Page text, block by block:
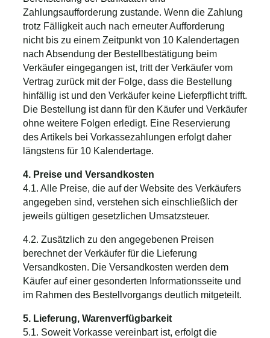
Zahlungsaufforderung zustande. Wenn die Zahlung
trotz Fälligkeit auch nach erneuter Aufforderung
nicht bis zu einem Zeitpunkt von 10 Kalendertagen
nach Absendung der Bestellbestätigung beim
Verkäufer eingegangen ist, tritt der Verkäufer vom
Vertrag zurück mit der Folge, dass die Bestellung
hinfällig ist und den Verkäufer keine Lieferpflicht trifft.
Die Bestellung ist dann für den Käufer und Verkäufer
ohne weitere Folgen erledigt. Eine Reservierung
des Artikels bei Vorkassezahlungen erfolgt daher
längstens für 10 Kalendertage.
4. Preise und Versandkosten
4.1. Alle Preise, die auf der Website des Verkäufers
angegeben sind, verstehen sich einschließlich der
jeweils gültigen gesetzlichen Umsatzsteuer.
4.2. Zusätzlich zu den angegebenen Preisen
berechnet der Verkäufer für die Lieferung
Versandkosten. Die Versandkosten werden dem
Käufer auf einer gesonderten Informationsseite und
im Rahmen des Bestellvorgangs deutlich mitgeteilt.
5. Lieferung, Warenverfügbarkeit
5.1. Soweit Vorkasse vereinbart ist, erfolgt die